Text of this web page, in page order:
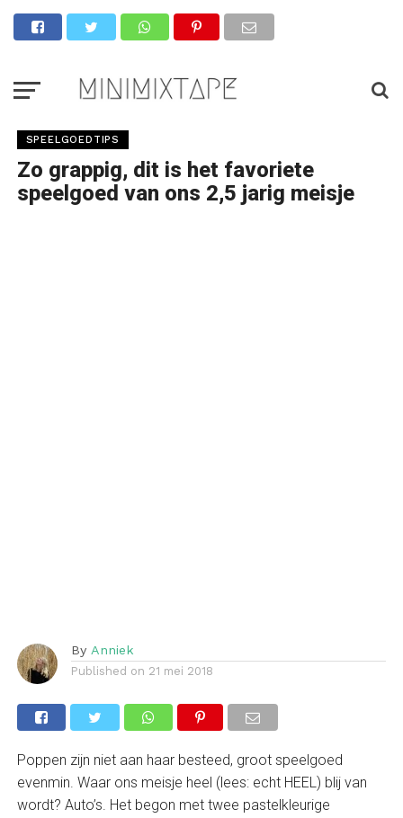
SPEELGOEDTIPS
Zo grappig, dit is het favoriete
speelgoed van ons 2,5 jarig meisje
By Anniek
Published on 21 mei 2018
Poppen zijn niet aan haar besteed, groot speelgoed
evenmin. Waar ons meisje heel (lees: echt HEEL) blij van
wordt? Auto’s. Het begon met twee pastelkleurige